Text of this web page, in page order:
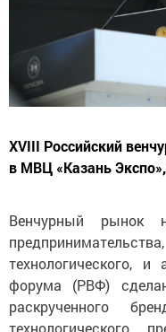
XVIII Российский
в МВЦ «Казань
Венчурный рынок
технологического, и
форума (РВФ)
раскрученного
технологического